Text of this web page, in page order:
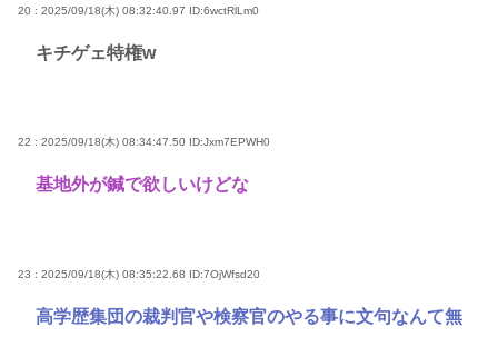
20 : 2025/09/18(木) 08:32:40.97 ID:6wctRlLm0
キチゲェ特権w
22 : 2025/09/18(木) 08:34:47.50 ID:Jxm7EPWH0
基地外が鍼で欲しいけどな
23 : 2025/09/18(木) 08:35:22.68 ID:7OjWfsd20
高学歴集団の裁判官や検察官のやる事に文句なんて無